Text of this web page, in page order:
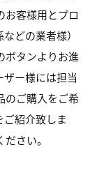
お客様用とプロ
どの業者様）
ボタンよりお進
ー様には担当
のご購入をご希
紹介致しま
さい。